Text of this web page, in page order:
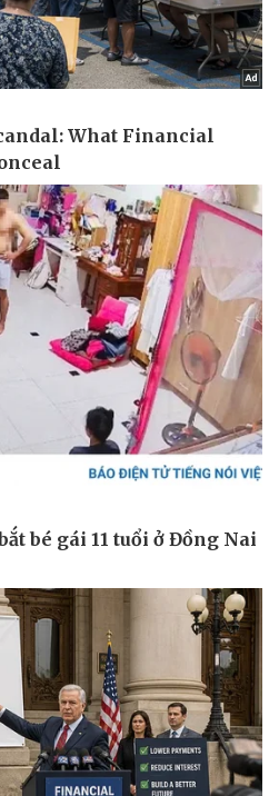
Công nghệ
Tin Công nghệ
Trải nghiệm
Chuyển đổi số